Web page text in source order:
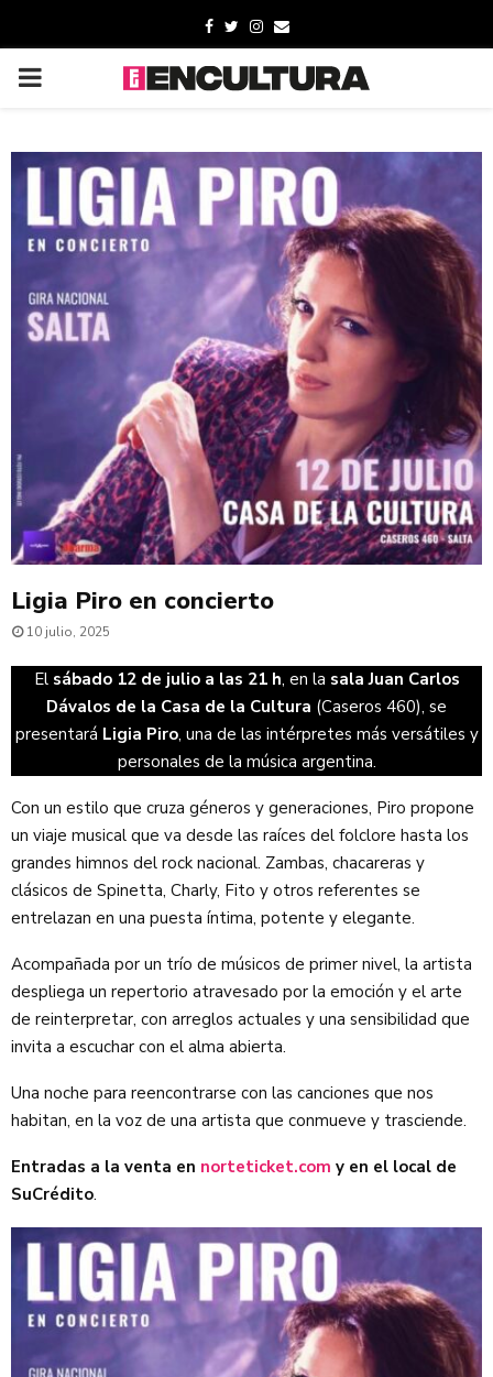
Ligia Piro en concierto
10 julio, 2025
El sábado 12 de julio a las 21 h, en la sala Juan Carlos
Dávalos de la Casa de la Cultura (Caseros 460), se
presentará Ligia Piro, una de las intérpretes más versátiles y
personales de la música argentina.
Con un estilo que cruza géneros y generaciones, Piro propone
un viaje musical que va desde las raíces del folclore hasta los
grandes himnos del rock nacional. Zambas, chacareras y
clásicos de Spinetta, Charly, Fito y otros referentes se
entrelazan en una puesta íntima, potente y elegante.
Acompañada por un trío de músicos de primer nivel, la artista
despliega un repertorio atravesado por la emoción y el arte
de reinterpretar, con arreglos actuales y una sensibilidad que
invita a escuchar con el alma abierta.
Una noche para reencontrarse con las canciones que nos
habitan, en la voz de una artista que conmueve y trasciende.
Entradas a la venta en norteticket.com y en el local de
SuCrédito.